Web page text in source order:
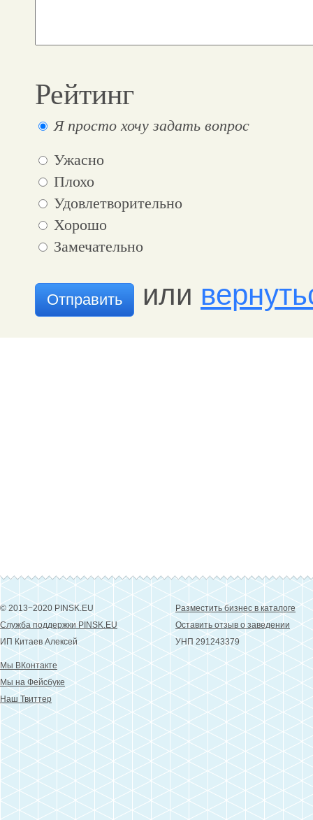
Рейтинг
Я просто хочу задать вопрос
Ужасно
Плохо
Удовлетворительно
Хорошо
Замечательно
Отправить или
© 2013−2020 PINSK.EU
Служба поддержки PINSK.EU
ИП Китаев Алексей
Разместить бизнес в каталоге
Оставить отзыв о заведении
УНП 291243379
Мы ВКонтакте
Мы на Фейсбуке
Наш Твиттер